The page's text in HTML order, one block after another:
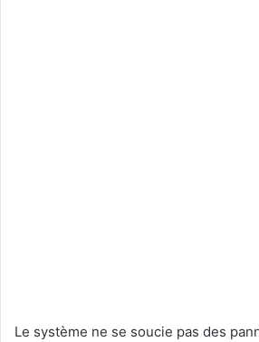
Le système ne se soucie pas des